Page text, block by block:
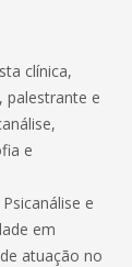
clínica,
palestrante e
e
e
em
atuação no